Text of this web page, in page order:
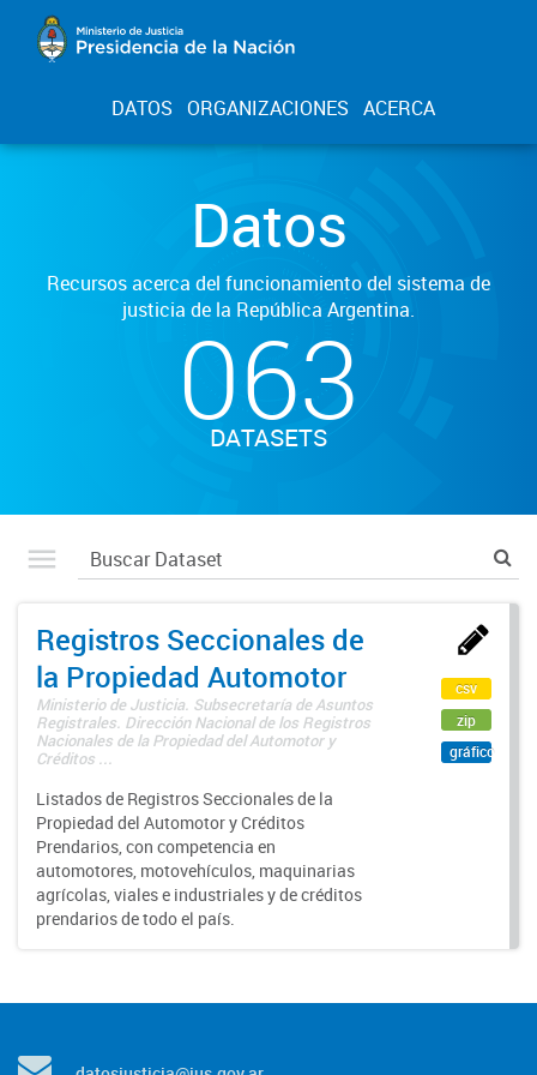
DATOS ORGANIZACIONES ACERCA
Datos
Recursos acerca del funcionamiento del sistema de
justicia de la República Argentina.
063
DATASETS
Registros Seccionales de
la Propiedad Automotor
Ministerio de Justicia. Subsecretaría de Asuntos
Registrales. Dirección Nacional de los Registros
Nacionales de la Propiedad del Automotor y
Créditos ...
Listados de Registros Seccionales de la
Propiedad del Automotor y Créditos
Prendarios, con competencia en
automotores, motovehículos, maquinarias
agrícolas, viales e industriales y de créditos
prendarios de todo el país.
csv
zip
gráfico